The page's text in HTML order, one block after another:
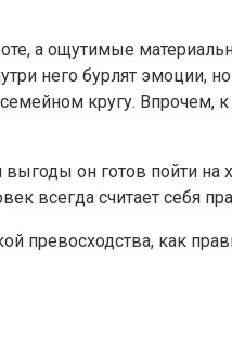
а ощутимые
него бурлят эмоции,
кругу. Впрочем,
он готов пойти на
всегда считает себя
превосходства, как